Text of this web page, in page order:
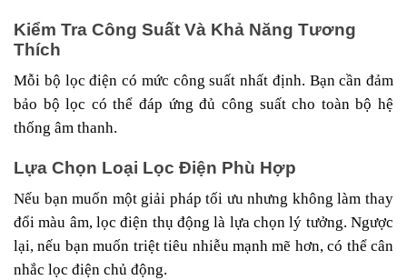
Kiểm Tra Công Suất Và Khả Năng Tương
Thích
Mỗi bộ lọc điện có mức công suất nhất định. Bạn cần đảm
bảo bộ lọc có thể đáp ứng đủ công suất cho toàn bộ hệ
thống âm thanh.
Lựa Chọn Loại Lọc Điện Phù Hợp
Nếu bạn muốn một giải pháp tối ưu nhưng không làm thay
đổi màu âm, lọc điện thụ động là lựa chọn lý tưởng. Ngược
lại, nếu bạn muốn triệt tiêu nhiễu mạnh mẽ hơn, có thể cân
nhắc lọc điện chủ động.